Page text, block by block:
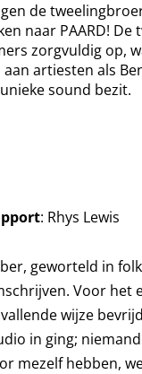
de
naar PAARD!
zorgvuldig op,
artiesten als
sound bezit.
: Rhys Lewis
geworteld in
Voor het
wijze
in ging;
mezelf hebben,